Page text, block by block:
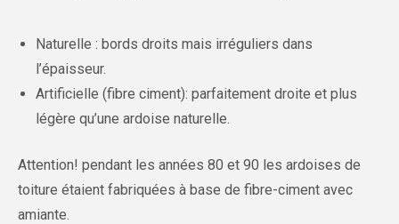
Naturelle : bords droits mais irréguliers dans
l’épaisseur.
Artificielle (fibre ciment): parfaitement droite et plus
légère qu’une ardoise naturelle.
Attention! pendant les années 80 et 90 les ardoises de
toiture étaient fabriquées à base de fibre-ciment avec
amiante.